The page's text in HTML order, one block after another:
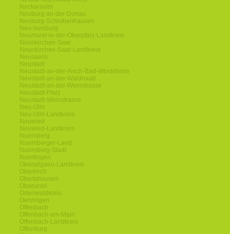
Neckarsulm
Neuburg-an-der-Donau
Neuburg-Schrobenhausen
Neu-Isenburg
Neumarkt-in-der-Oberpfalz-Landkreis
Neunkirchen-Saar
Neunkirchen-Saar-Landkreis
Neusaess
Neustadt
Neustadt-an-der-Aisch-Bad-Windsheim
Neustadt-an-der-Waldnaab
Neustadt-an-der-Weinstrasse
Neustadt-Pfalz
Neustadt-Weinstrasse
Neu-Ulm
Neu-Ulm-Landkreis
Neuwied
Neuwied-Landkreis
Nuernberg
Nuernberger-Land
Nuernberg-Stadt
Nuertingen
Oberallgaeu-Landkreis
Oberkirch
Obertshausen
Oberursel
Odenwaldkreis
Oehringen
Offenbach
Offenbach-am-Main
Offenbach-Landkreis
Offenburg